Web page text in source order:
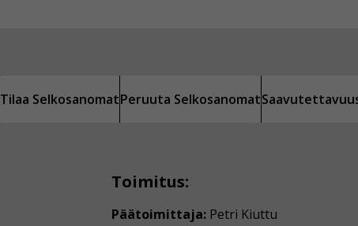
Tilaa SelkosanomatPeruuta Selkosanomat
Toimitus:
Päätoimittaja: Petri Kiuttu